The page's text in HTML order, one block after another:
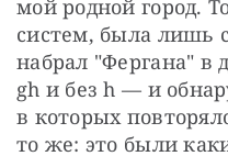
мой родной город.
систем, была лишь
набрал "Фергана" в
gh и без h — и
в которых
то же: это были